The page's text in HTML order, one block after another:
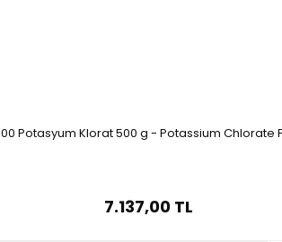
Potasyum Klorat 500 g - Potassium Chlorate
7.137,00 TL